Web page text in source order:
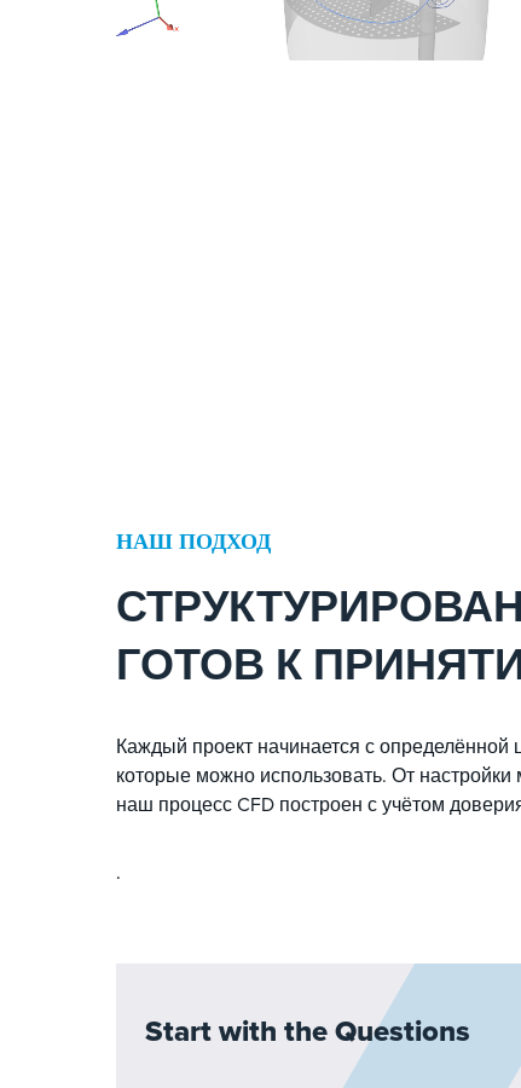
НАШ ПОДХОД
ГОТОВ К
Каждый проект начинается с определённой
которые можно использовать. От
наш процесс CFD построен с учётом
.
Start with the Questions